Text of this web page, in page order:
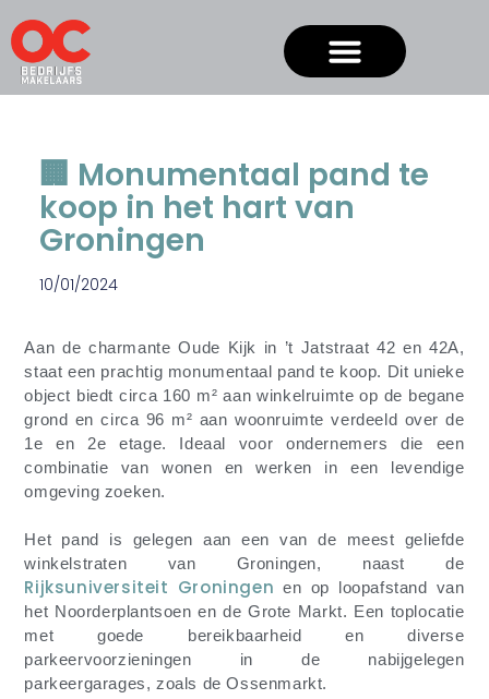
🏢 Monumentaal pand te
koop in het hart van
Groningen
10/01/2024
Aan de charmante Oude Kijk in ’t Jatstraat 42 en 42A,
staat een prachtig monumentaal pand te koop. Dit unieke
object biedt circa 160 m² aan winkelruimte op de begane
grond en circa 96 m² aan woonruimte verdeeld over de
1e en 2e etage. Ideaal voor ondernemers die een
combinatie van wonen en werken in een levendige
omgeving zoeken.
Het pand is gelegen aan een van de meest geliefde
winkelstraten van Groningen, naast de
Rijksuniversiteit Groningen en op loopafstand van
het Noorderplantsoen en de Grote Markt. Een toplocatie
met goede bereikbaarheid en diverse
parkeervoorzieningen in de nabijgelegen
parkeergarages, zoals de Ossenmarkt.